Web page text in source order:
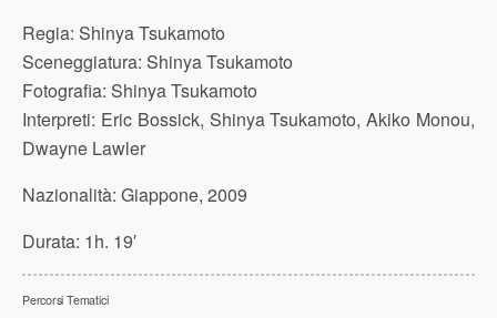
Regia: Shinya Tsukamoto
Sceneggiatura: Shinya Tsukamoto
Fotografia: Shinya Tsukamoto
Interpreti: Eric Bossick, Shinya Tsukamoto, Akiko Monou,
Dwayne Lawler
Nazionalità: Giappone, 2009
Durata: 1h. 19′
Percorsi Tematici